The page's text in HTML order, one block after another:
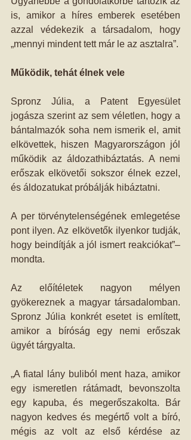
is, amikor a híres emberek esetében
azzal védekezik a társadalom, hogy
Működik, tehát élnek vele
Spronz Júlia, a Patent Egyesület
jogásza szerint az sem véletlen, hogy a
bántalmazók soha nem ismerik el, amit
elkövettek, hiszen Magyarországon jól
működik az áldozathibáztatás. A nemi
erőszak elkövetői sokszor élnek ezzel,
és áldozatukat próbálják hibáztatni.
A per törvénytelenségének emlegetése
pont ilyen. Az elkövetők ilyenkor tudják,
hogy beindítják a jól ismert reakciókat”–
mondta.
Az előítéletek nagyon mélyen
gyökereznek a magyar társadalomban.
Spronz Júlia konkrét esetet is említett,
amikor a bíróság egy nemi erőszak
ügyét tárgyalta.
„A fiatal lány buliból ment haza, amikor
egy ismeretlen rátámadt, bevonszolta
egy kapuba, és megerőszakolta. Bár
nagyon kedves és megértő volt a bíró,
mégis az volt az első kérdése az